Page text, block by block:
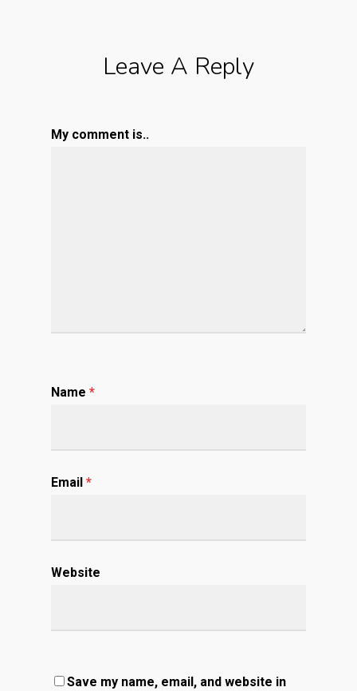
Leave A Reply
My comment is..
Name *
Email *
Website
Save my name, email, and website in